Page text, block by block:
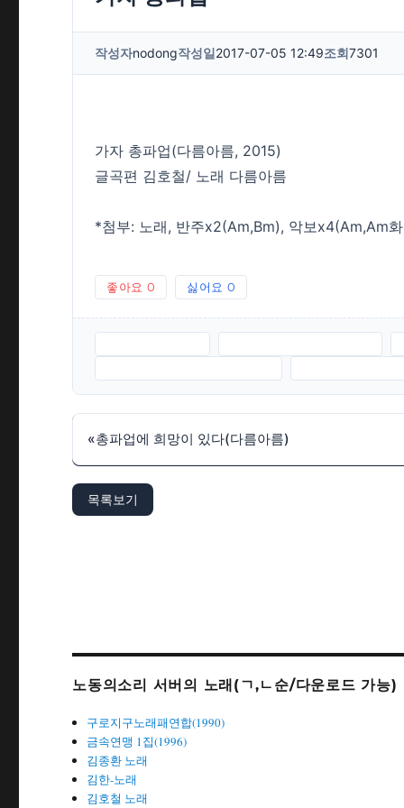
작성자nodong작성일2017-07-05 12:49조회7301
가자 총파업(다름아름, 2015)
글곡편 김호철/ 노래 다름아름
*첨부: 노래, 반주x2(Am,Bm), 악보x4(Am,Am
좋아요 0 싫어요 0
«총파업에 희망이 있다(다름아름)
목록보기
노동의소리 서버의 노래(ㄱ,ㄴ순/다운로드 가능)
구로지구노래패연합(1990)
금속연맹 1집(1996)
김종환 노래
김한-노래
김호철 노래